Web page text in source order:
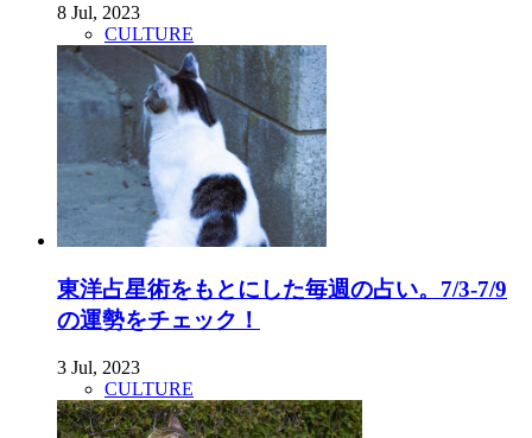
8 Jul, 2023
CULTURE
東洋占星術をもとにした毎週の占い。7/3-7/9
の運勢をチェック！
3 Jul, 2023
CULTURE